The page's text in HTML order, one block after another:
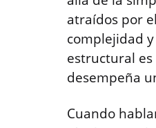
atraídos por
complejidad
estructural
desempeña
Cuando